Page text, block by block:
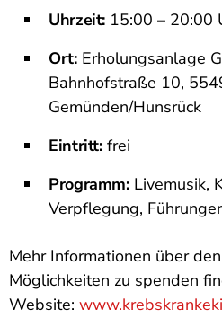
Uhrzeit: 15:00 – 20:00
Ort:Erholungsanlage
Bahnhofstraße 10,
Gemünden/Hunsrück
Eintritt:frei
Programm:Livemusik,
Verpflegung,
Mehr Informationen über
Möglichkeiten zu spenden
Website: